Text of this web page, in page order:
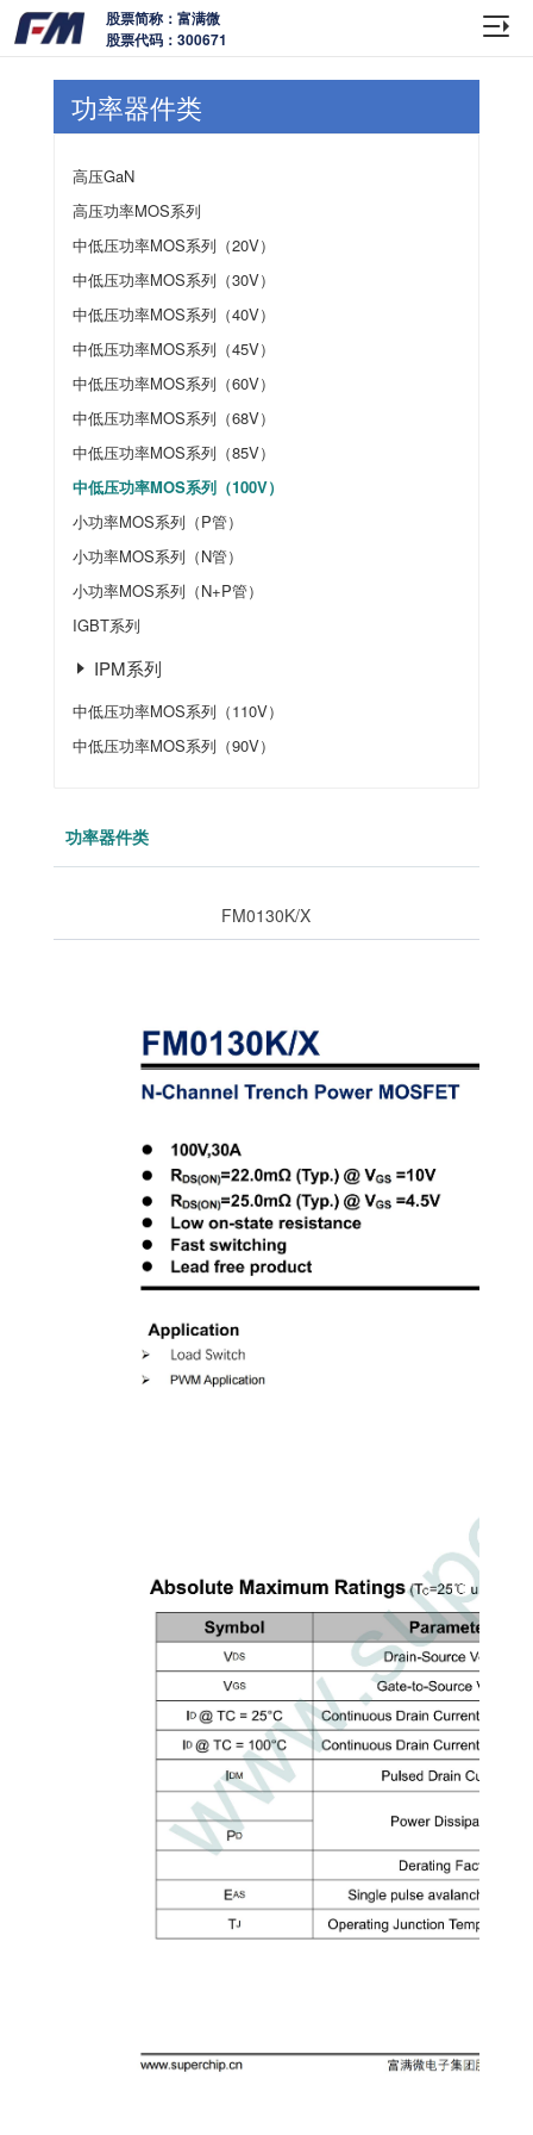
股票简称：富满微
股票代码：300671
功率器件类
高压GaN
高压功率MOS系列
中低压功率MOS系列（20V）
中低压功率MOS系列（30V）
中低压功率MOS系列（40V）
中低压功率MOS系列（45V）
中低压功率MOS系列（60V）
中低压功率MOS系列（68V）
中低压功率MOS系列（85V）
中低压功率MOS系列（100V）
小功率MOS系列（P管）
小功率MOS系列（N管）
小功率MOS系列（N+P管）
IGBT系列
IPM系列
中低压功率MOS系列（110V）
中低压功率MOS系列（90V）
功率器件类
FM0130K/X